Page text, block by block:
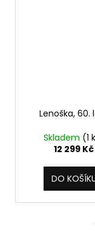
Lenoška, 60.
Skladem (1
12 299 Kč
DO